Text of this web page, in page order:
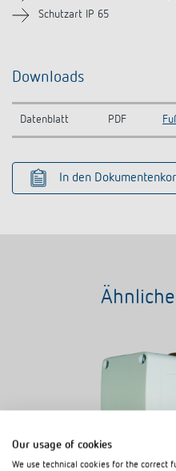
Ähnliche Produkte
Schutzart IP 65
Downloads
Datenblatt PDF
In den
Our usage of cookies
We use technical cookies for the correct